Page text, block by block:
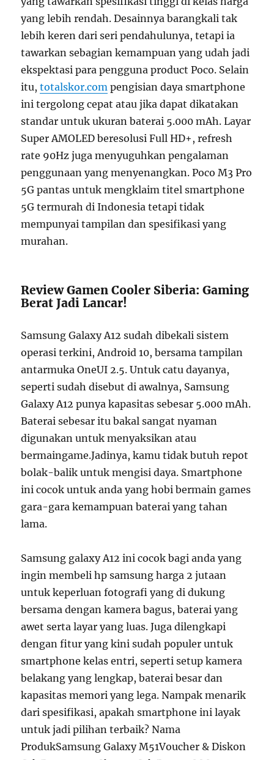
yang lebih rendah. Desainnya barangkali tak
lebih keren dari seri pendahulunya, tetapi ia
tawarkan sebagian kemampuan yang udah jadi
ekspektasi para pengguna product Poco. Selain
itu,totalskor.com pengisian daya smartphone
ini tergolong cepat atau jika dapat dikatakan
standar untuk ukuran baterai 5.000 mAh. Layar
Super AMOLED beresolusi Full HD+, refresh
rate 90Hz juga menyuguhkan pengalaman
penggunaan yang menyenangkan. Poco M3 Pro
5G pantas untuk mengklaim titel smartphone
5G termurah di Indonesia tetapi tidak
mempunyai tampilan dan spesifikasi yang
murahan.
Review Gamen Cooler Siberia: Gaming
Berat Jadi Lancar!
Samsung Galaxy A12 sudah dibekali sistem
operasi terkini, Android 10, bersama tampilan
antarmuka OneUI 2.5. Untuk catu dayanya,
seperti sudah disebut di awalnya, Samsung
Galaxy A12 punya kapasitas sebesar 5.000 mAh.
Baterai sebesar itu bakal sangat nyaman
digunakan untuk menyaksikan atau
bermaingame.Jadinya, kamu tidak butuh repot
bolak-balik untuk mengisi daya. Smartphone
ini cocok untuk anda yang hobi bermain games
gara-gara kemampuan baterai yang tahan
lama.
Samsung galaxy A12 ini cocok bagi anda yang
ingin membeli hp samsung harga 2 jutaan
untuk keperluan fotografi yang di dukung
bersama dengan kamera bagus, baterai yang
awet serta layar yang luas. Juga dilengkapi
dengan fitur yang kini sudah populer untuk
smartphone kelas entri, seperti setup kamera
belakang yang lengkap, baterai besar dan
kapasitas memori yang lega. Nampak menarik
dari spesifikasi, apakah smartphone ini layak
untuk jadi pilihan terbaik? Nama
ProdukSamsung Galaxy M51Voucher & Diskon